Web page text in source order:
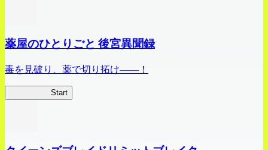
薬屋のひとりごと 後宮異聞録
毒を見破り、薬で切り拓け――！
Start